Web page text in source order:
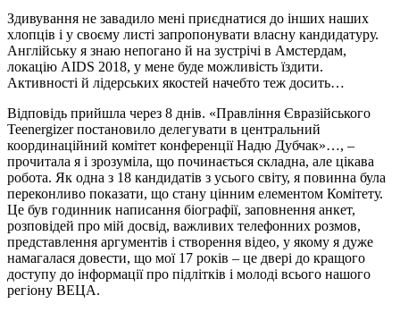
Здивування не завадило мені приєднатися до інших наших
хлопців і у своєму листі запропонувати власну кандидатуру.
Англійську я знаю непогано й на зустрічі в Амстердам,
локацію AIDS 2018, у мене буде можливість їздити.
Активності й лідерських якостей начебто теж досить…
Відповідь прийшла через 8 днів. «Правління Євразійського
Teenergizer постановило делегувати в центральний
координаційний комітет конференції Надю Дубчак»…, –
прочитала я і зрозуміла, що починається складна, але цікава
робота. Як одна з 18 кандидатів з усього світу, я повинна була
переконливо показати, що стану цінним елементом Комітету.
Це був годинник написання біографії, заповнення анкет,
розповідей про мій досвід, важливих телефонних розмов,
представлення аргументів і створення відео, у якому я дуже
намагалася довести, що мої 17 років – це двері до кращого
доступу до інформації про підлітків і молоді всього нашого
регіону ВЕЦА.